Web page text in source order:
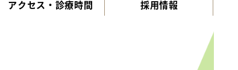
アクセス・診療時間 採用情報